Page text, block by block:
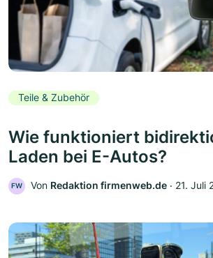
Teile & Zubehör
Wie funktioniert
Laden bei E-Autos?
FW Von Redaktion firmenweb.de ‧ 21. Juli